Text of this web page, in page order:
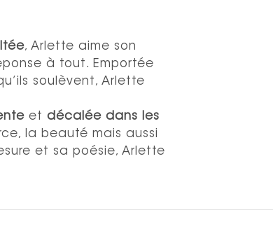
, Arlette aime son
à tout. Emportée
soulèvent, Arlette
et décalée dans les
la beauté mais aussi
et sa poésie, Arlette